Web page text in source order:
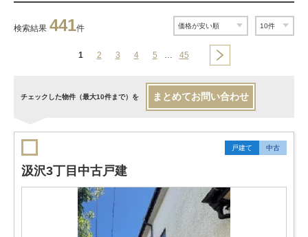
検索結果 441件
1 2 3 4 5 … 45
チェックした物件（最大10件まで）を まとめてお問い合わせ
戸建て 中古
汲沢3丁目中古戸建